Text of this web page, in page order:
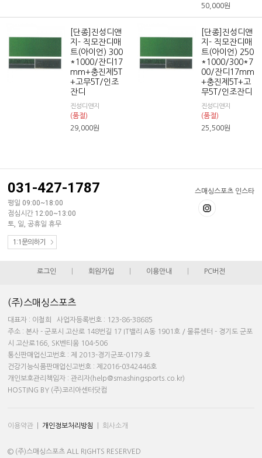
50,000원
[단종]진성디앤
지- 직모잔디매
트(아이언) 300
*1000/잔디17
mm+충진제5T
+고무5T/인조
잔디
진성디앤지
(품절)
29,000원
[단종]진성디앤
지- 직모잔디매
트(아이언) 250
*1000/300*7
00/잔디17mm
+충진제5T+고
무5T/인조잔디
진성디앤지
(품절)
25,500원
스매싱스포츠 인스타
031-427-1787
평일 09:00~18:00
점심시간 12:00~13:00
토, 일, 공휴일 휴무
1:1문의하기
로그인 회원가입 이용안내 PC버전
(주)스매싱스포츠
대표자 : 이철희 사업자등록번호 : 123-86-38685
주소 : 본사 - 군포시 고산로 148번길 17 IT밸리 A동 1901호 / 물류센터 - 경기도 군포
시 고산로166, SK벤티움 104-506
통신판매업신고번호 : 제 2013-경기군포-0179 호
건강기능식품판매업신고번호 : 제2016-0342446호
개인보호관리책임자 : 관리자(help@smashingsports.co.kr)
HOSTING BY (주)코리아센터닷컴
이용약관 개인정보처리방침 회사소개
© (주)스매싱스포츠 ALL RIGHTS RESERVED